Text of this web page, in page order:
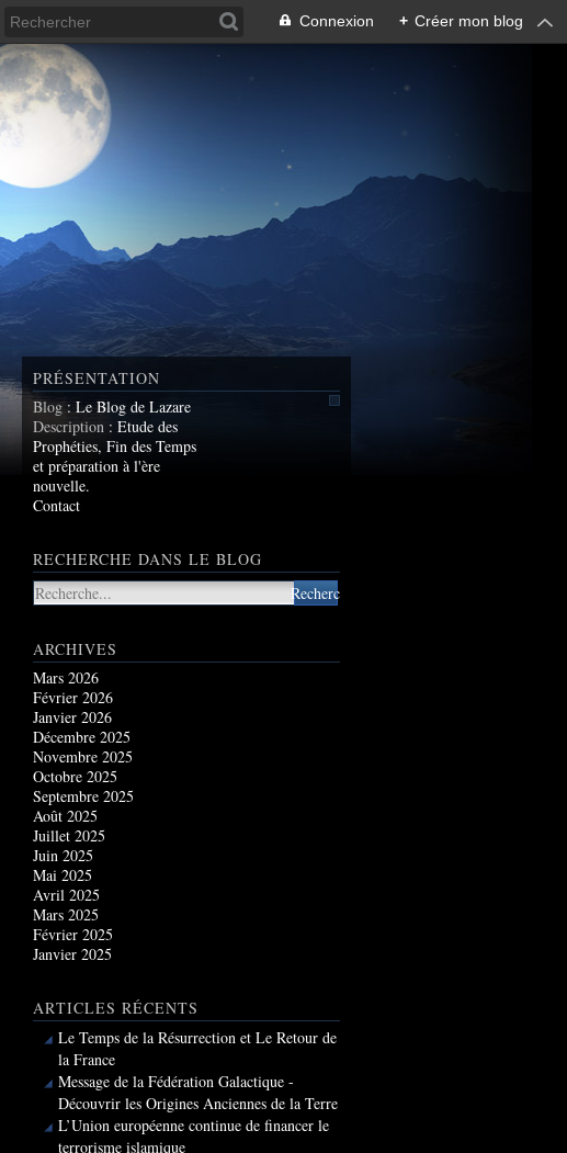
Connexion + Créer mon blog
PRÉSENTATION
Blog : Le Blog de Lazare
Description : Etude des
Prophéties, Fin des Temps
et préparation à l'ère
nouvelle.
Contact
RECHERCHE DANS LE BLOG
ARCHIVES
Mars 2026
Février 2026
Janvier 2026
Décembre 2025
Novembre 2025
Octobre 2025
Septembre 2025
Août 2025
Juillet 2025
Juin 2025
Mai 2025
Avril 2025
Mars 2025
Février 2025
Janvier 2025
ARTICLES RÉCENTS
Le Temps de la Résurrection et Le Retour de
la France
Message de la Fédération Galactique -
Découvrir les Origines Anciennes de la Terre
L’Union européenne continue de financer le
terrorisme islamique